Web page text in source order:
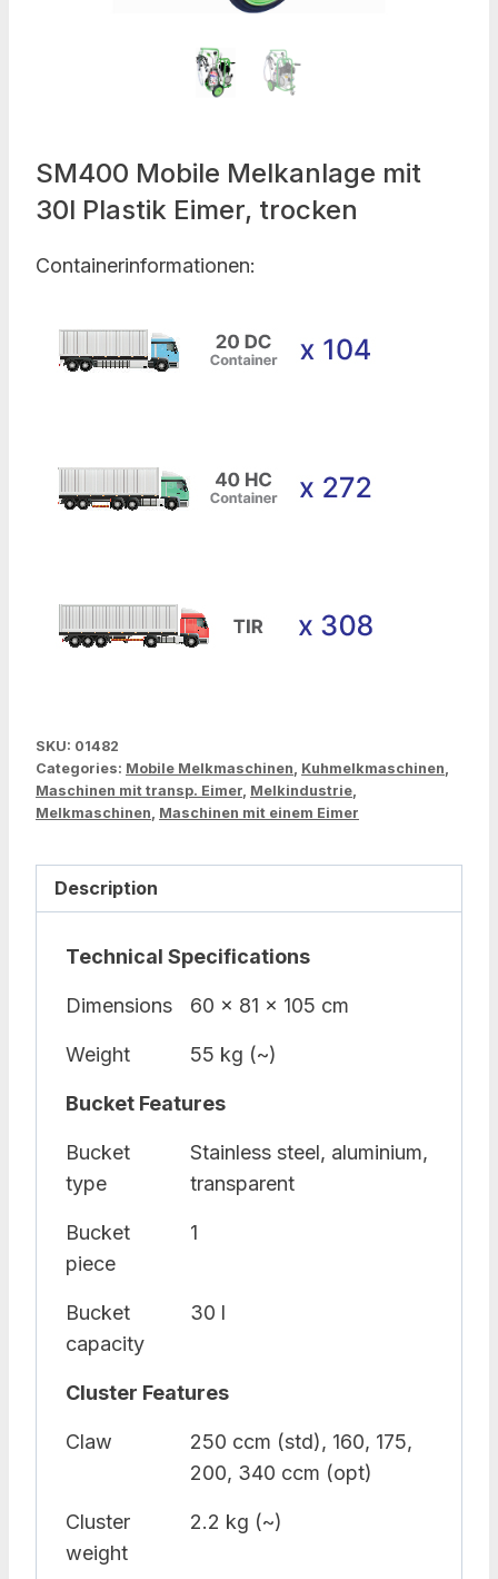
SM400 Mobile Melkanlage mit
30l Plastik Eimer, trocken
Containerinformationen:
SKU: 01482
Categories: Mobile Melkmaschinen, Kuhmelkmaschinen,
Maschinen mit transp. Eimer, Melkindustrie,
Melkmaschinen, Maschinen mit einem Eimer
Description
Technical Specifications
Dimensions 60 x 81 x 105 cm
Weight 55 kg (~)
Bucket Features
Bucket
type
Stainless steel, aluminium,
transparent
Bucket
piece
1
Bucket
capacity
30 l
Cluster Features
Claw
250 ccm (std), 160, 175,
200, 340 ccm (opt)
Cluster
weight
2.2 kg (~)